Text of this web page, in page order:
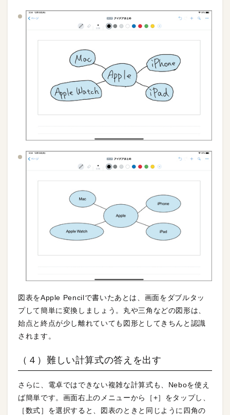
図表をApple Pencilで書いたあとは、画面をダブルタッ
プして簡単に変換しましょう。丸や三角などの図形は、
始点と終点が少し離れていても図形としてきちんと認識
されます。
（４）難しい計算式の答えを出す
さらに、電卓ではできない複雑な計算式も、Neboを使え
ば簡単です。画面右上のメニューから［+］をタップし、
［数式］を選択すると、図表のときと同じように四角の